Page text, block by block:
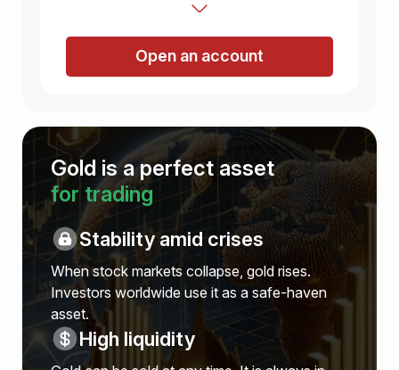
Open an account
Gold is a perfect asset
for trading
Stability amid crises
When stock markets collapse, gold rises.
Investors worldwide use it as a safe-haven
asset.
High liquidity